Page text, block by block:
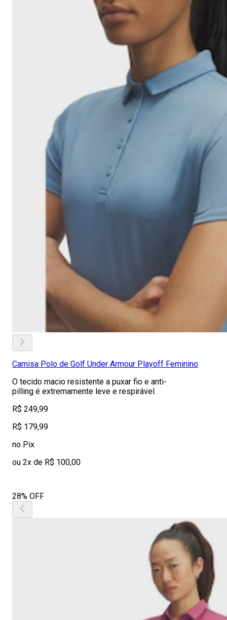
Camisa Polo de Golf Under Armour Playoff Feminino
O tecido macio resistente a puxar fio e anti-
pilling é extremamente leve e respirável.
R$ 249,99
R$ 179,99
no Pix
ou 2x de R$ 100,00
28% OFF